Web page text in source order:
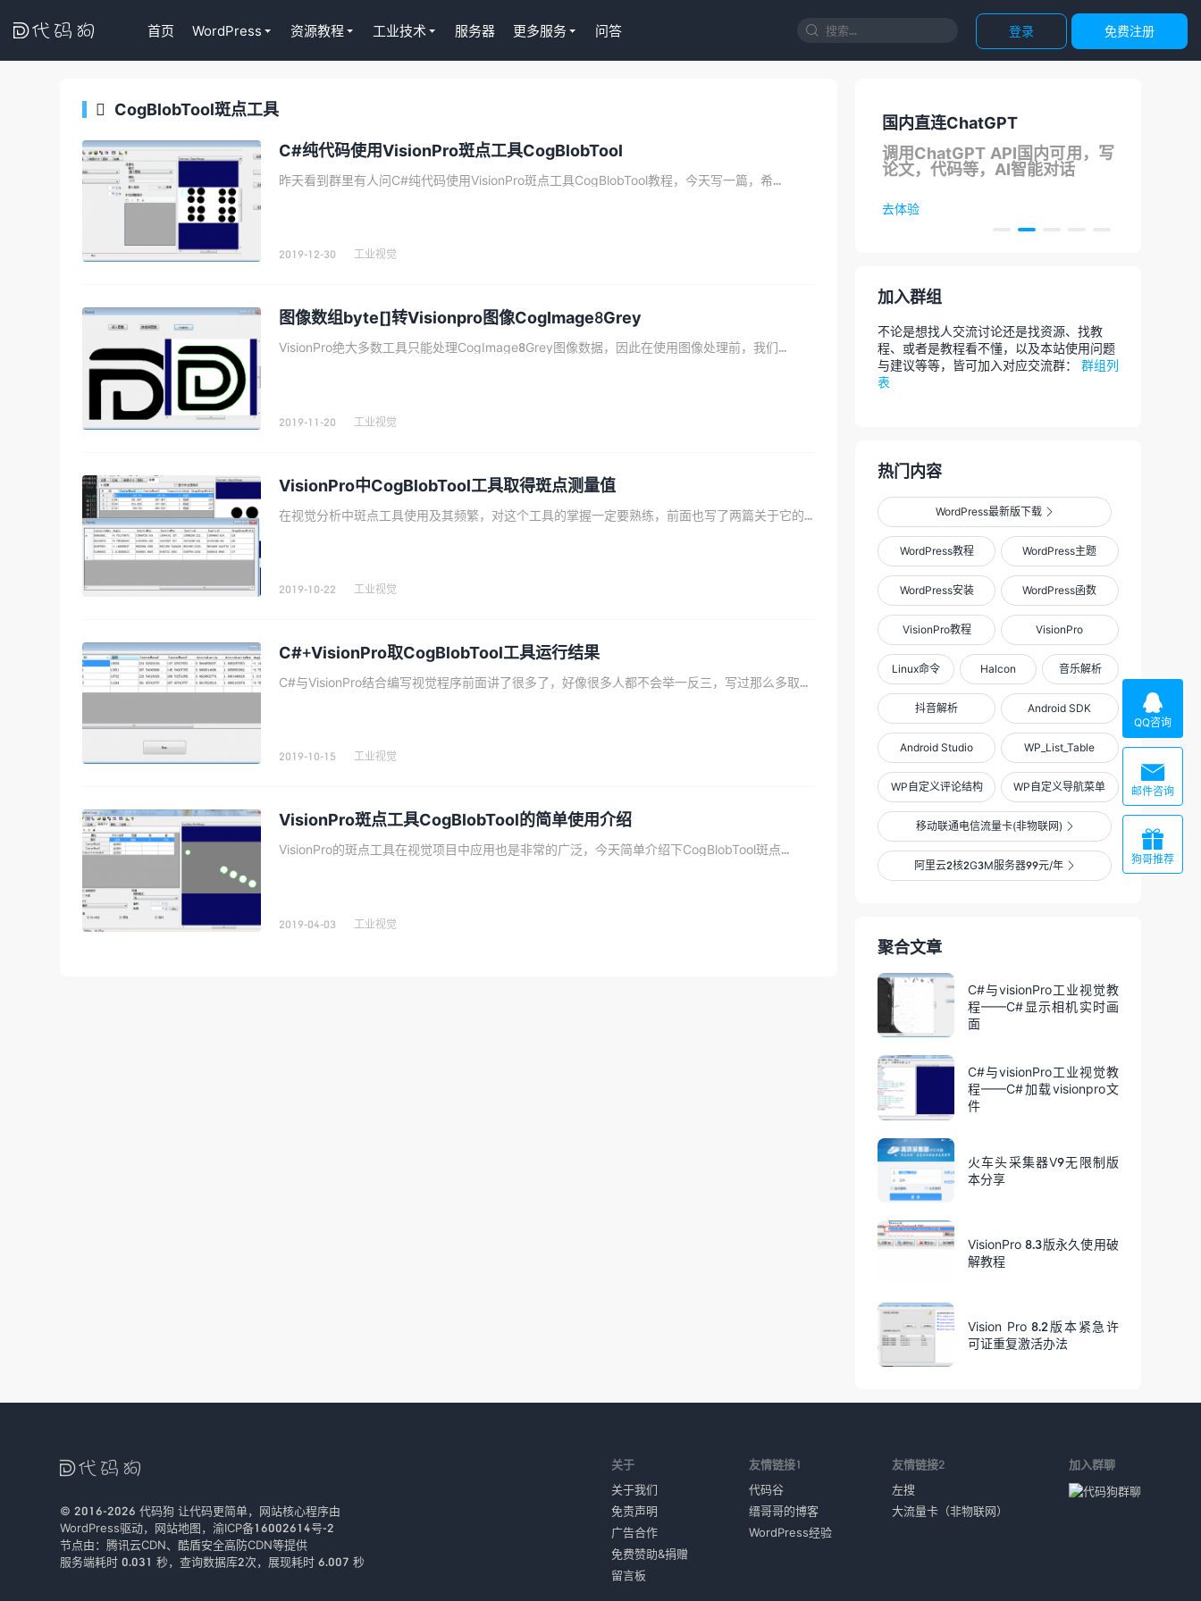
 登录 免费注册

首页 WordPress 资源教程 工业技术 服务器 更多服务 问答
 CogBlobTool斑点工具
C#纯代码使用VisionPro斑点工具CogBlobTool
昨天看到群里有人问C#纯代码使用VisionPro斑点工具CogBlobTool教程，今天写一篇，希...
2019-12-30 工业视觉
图像数组byte[]转Visionpro图像CogImage8Grey
VisionPro绝大多数工具只能处理CogImage8Grey图像数据，因此在使用图像处理前，我们...
2019-11-20 工业视觉
VisionPro中CogBlobTool工具取得斑点测量值
在视觉分析中斑点工具使用及其频繁，对这个工具的掌握一定要熟练，前面也写了两篇关于它的教程了，今天在交...
2019-10-22 工业视觉
C#+VisionPro取CogBlobTool工具运行结果
C#与VisionPro结合编写视觉程序前面讲了很多了，好像很多人都不会举一反三，写过那么多取工具的...
2019-10-15 工业视觉
VisionPro斑点工具CogBlobTool的简单使用介绍
VisionPro的斑点工具在视觉项目中应用也是非常的广泛，今天简单介绍下CogBlobTool斑点...
2019-04-03 工业视觉
WordPress正版Tutor LMS在线
京东淘宝一键操作，支持
国内直连ChatGPT
调用ChatGPT API国内可用，写
论文，代码等，AI智能对话
去体验
加入群组
不论是想找人交流讨论还是找资源、找教
程、或者是教程看不懂，以及本站使用问题
与建议等等，皆可加入对应交流群： 群组列
表
热门内容
WordPress最新版下载 
WordPress教程 WordPress主题
WordPress安装 WordPress函数
VisionPro教程 VisionPro
Linux命令 Halcon 音乐解析
抖音解析 Android SDK
Android Studio WP_List_Table
WP自定义评论结构 WP自定义导航菜单
移动联通电信流量卡(非物联网) 
阿里云2核2G3M服务器99元/年 
聚合文章
C#与visionPro工业视觉教
程——C#显示相机实时画
面
C#与visionPro工业视觉教
程——C#加载visionpro文
件
火车头采集器V9无限制版
本分享
VisionPro 8.3版永久使用破
解教程
Vision Pro 8.2版本紧急许
可证重复激活办法
关于
关于我们
免责声明
广告合作
免费赞助&捐赠
留言板
友情链接1
代码谷
缙哥哥的博客
WordPress经验
友情链接2
左搜
大流量卡（非物联网）
加入群聊

© 2016-2026 代码狗 让代码更简单，网站核心程序由
WordPress驱动， 网站地图， 渝ICP备16002614号-2
节点由： 腾讯云CDN、 酷盾安全高防CDN等提供
服务端耗时 0.031 秒，查询数据库2次， 展现耗时 6.007 秒

QQ咨询

邮件咨询

狗哥推荐